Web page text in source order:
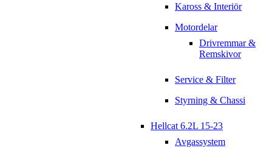
Kaross & Interiör
Motordelar
Drivremmar &
Remskivor
Service & Filter
Styrning & Chassi
Hellcat 6.2L 15-23
Avgassystem